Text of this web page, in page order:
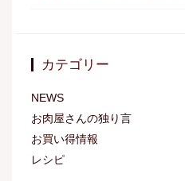
カテゴリー
NEWS
お肉屋さんの独り言
お買い得情報
レシピ